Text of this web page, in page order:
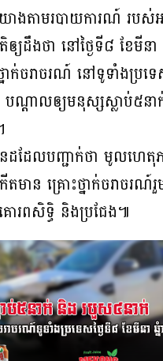
ងតាមរបាយការណ៍ របស់អគ្
ឲ្យដឹងថា នៅថ្ងៃទី៨ ខែមីន
ាក់ចរាចរណ៍ នៅទូទាំងប្រទ
ណ្ដាលឲ្យមនុស្សស្លាប់៥ន
ដដែលបញ្ជាក់ថា មូលហេតុ
មាន គ្រោះថ្នាក់ចរាចរណ៍
រពសិទិ្ធ និងប្រជែង៕